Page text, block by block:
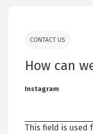
CONTACT US
How can
Instagram
This field is used